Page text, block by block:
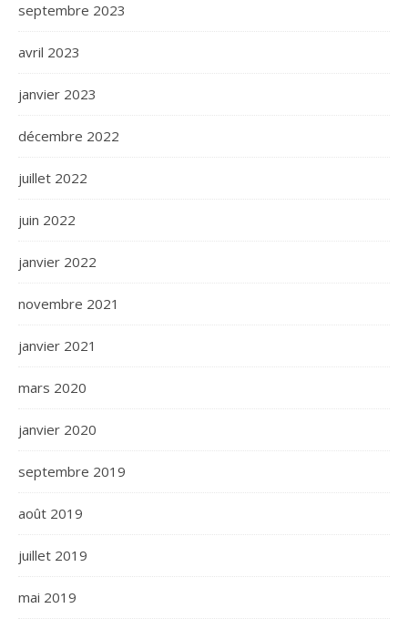
septembre 2023
avril 2023
janvier 2023
décembre 2022
juillet 2022
juin 2022
janvier 2022
novembre 2021
janvier 2021
mars 2020
janvier 2020
septembre 2019
août 2019
juillet 2019
mai 2019